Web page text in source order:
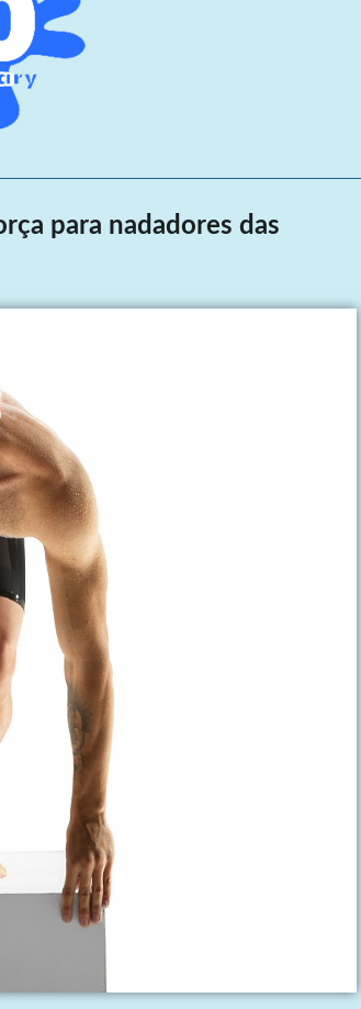
para nadadores das